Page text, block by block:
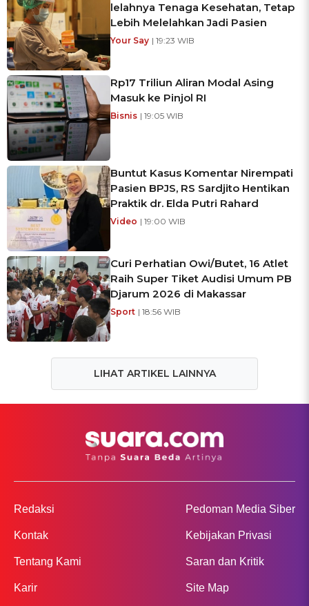
lelahnya Tenaga Kesehatan, Tetap
Lebih Melelahkan Jadi Pasien
Your Say | 19:23 WIB
Rp17 Triliun Aliran Modal Asing
Masuk ke Pinjol RI
Bisnis | 19:05 WIB
Buntut Kasus Komentar Nirempati
Pasien BPJS, RS Sardjito Hentikan
Praktik dr. Elda Putri Rahard
Video | 19:00 WIB
Curi Perhatian Owi/Butet, 16 Atlet
Raih Super Tiket Audisi Umum PB
Djarum 2026 di Makassar
Sport | 18:56 WIB
LIHAT ARTIKEL LAINNYA
Redaksi
Kontak
Tentang Kami
Karir
Pedoman Media Siber
Kebijakan Privasi
Saran dan Kritik
Site Map